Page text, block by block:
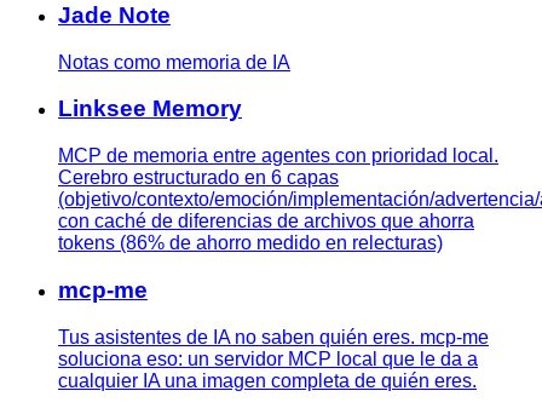
Jade Note
Notas como memoria de IA
Linksee Memory
MCP de memoria entre agentes con prioridad local.
Cerebro estructurado en 6 capas
(objetivo/contexto/emoción/implementación/
con caché de diferencias de archivos que ahorra
tokens (86% de ahorro medido en relecturas)
mcp-me
Tus asistentes de IA no saben quién eres. mcp-me
soluciona eso: un servidor MCP local que le da a
cualquier IA una imagen completa de quién eres.